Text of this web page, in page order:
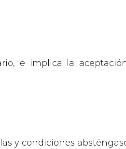
e implica la
y condiciones